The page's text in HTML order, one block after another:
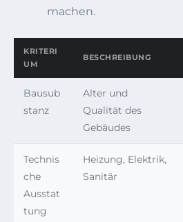
machen.
KRITERI
UM
BESCHREIBUNG
Bausub
stanz
Alter und
Qualität des
Gebäudes
Technis
che
Ausstat
tung
Heizung, Elektrik,
Sanitär